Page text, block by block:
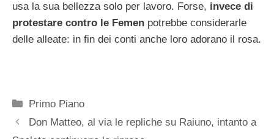
usa la sua bellezza solo per lavoro. Forse, invece di
protestare contro le Femen potrebbe considerarle
delle alleate: in fin dei conti anche loro adorano il rosa.
Categorie
Primo Piano
Don Matteo, al via le repliche su Raiuno, intanto a